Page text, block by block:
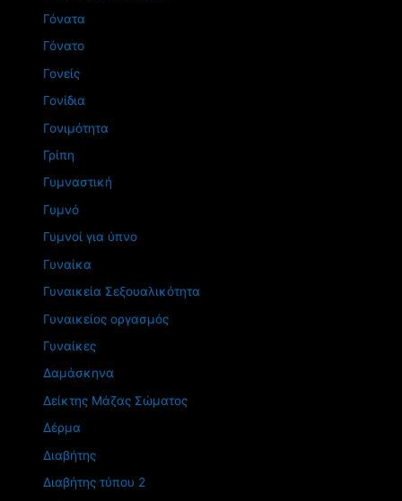
Γόνατα
Γόνατο
Γονείς
Γονίδια
Γονιμότητα
Γρίπη
Γυμναστική
Γυμνό
Γυμνοί για ύπνο
Γυναίκα
Γυναικεία Σεξουαλικότητα
Γυναικείος οργασμός
Γυναίκες
Δαμάσκηνα
Δείκτης Μάζας Σώματος
Δέρμα
Διαβήτης
Διαβήτης τύπου 2